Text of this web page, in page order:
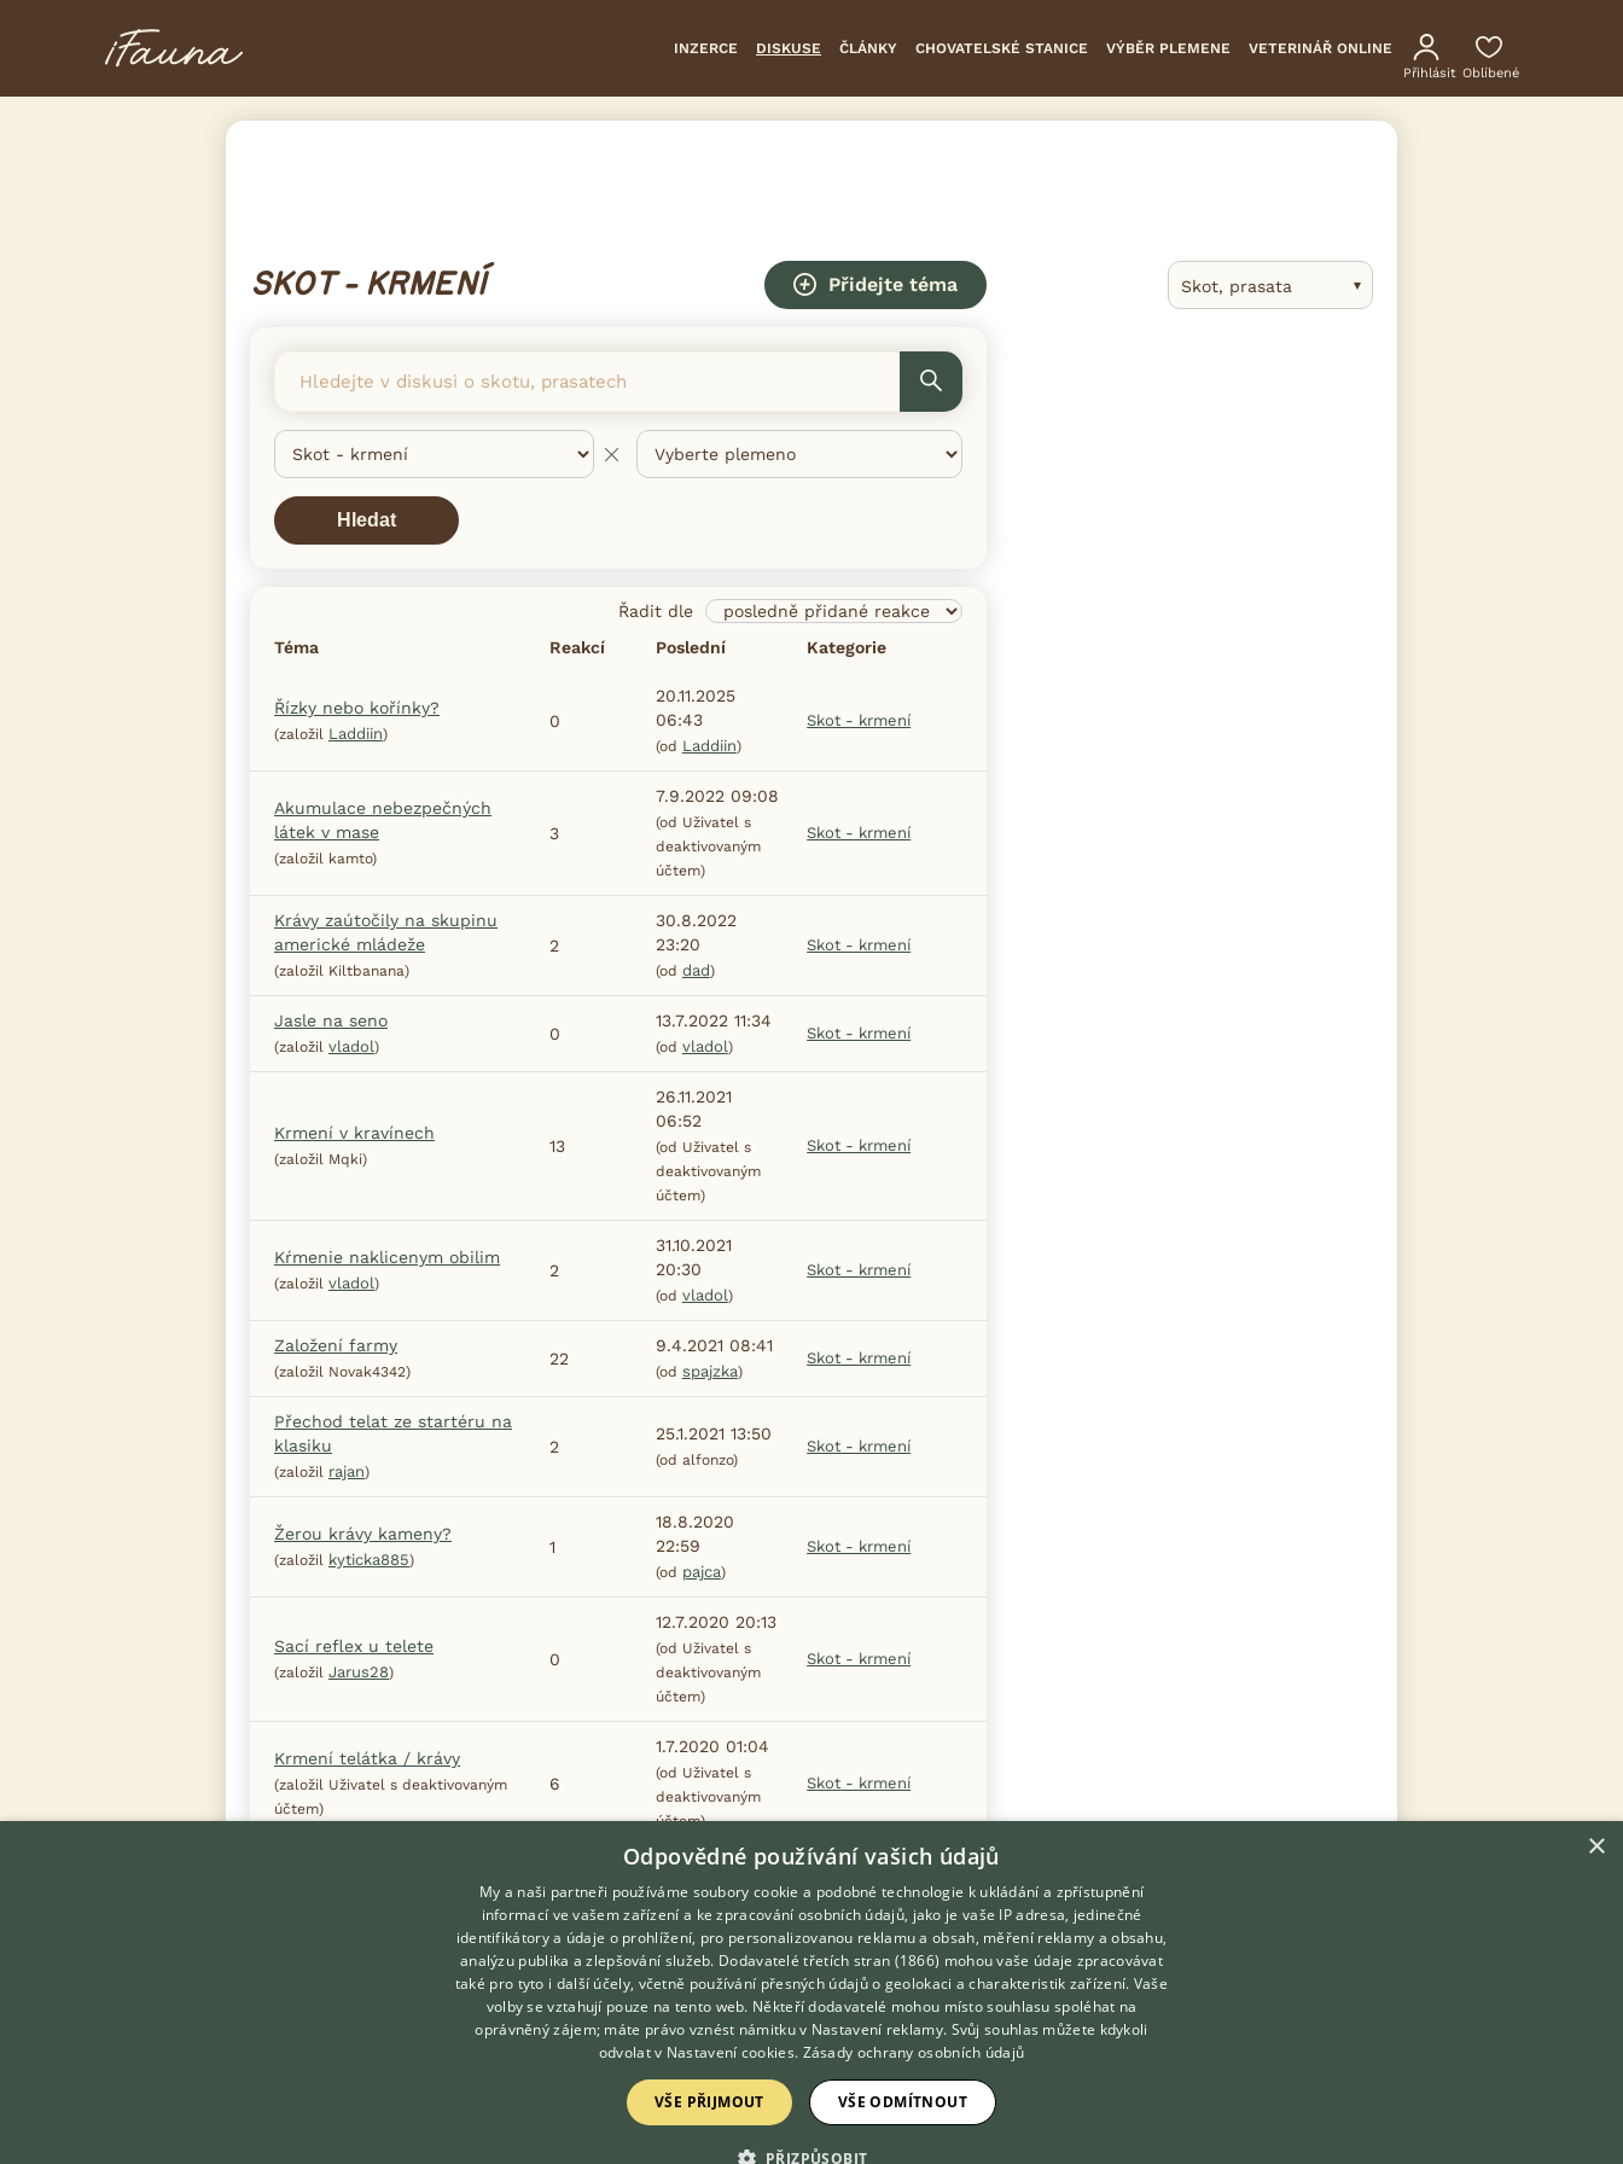
INZERCE DISKUSE ČLÁNKY CHOVATELSKÉ STANICE VÝBĚR PLEMENE VETERINÁŘ ONLINE
Přihlásit Oblíbené
SKOT - KRMENÍ Přidejte téma
Hledat
Řadit dle
Téma
Reakcí Poslední Kategorie
Řízky nebo kořínky?
(založil Laddiin)
0
20.11.2025
06:43
(od Laddiin)
Skot - krmení
Akumulace nebezpečných
látek v mase
(založil kamto)
3
7.9.2022 09:08
(od Uživatel s
deaktivovaným
účtem)
Skot - krmení
Krávy zaútočily na skupinu
americké mládeže
(založil Kiltbanana)
2
30.8.2022
23:20
(od dad)
Skot - krmení
Jasle na seno
(založil vladol)
0
13.7.2022 11:34
(od vladol)
Skot - krmení
Krmení v kravínech
(založil Mqki)
13
26.11.2021
06:52
(od Uživatel s
deaktivovaným
účtem)
Skot - krmení
Kŕmenie naklicenym obilim
(založil vladol)
2
31.10.2021
20:30
(od vladol)
Skot - krmení
Založení farmy
(založil Novak4342)
22
9.4.2021 08:41
(od spajzka)
Skot - krmení
Přechod telat ze startéru na
klasiku
(založil rajan)
2
25.1.2021 13:50
(od alfonzo)
Skot - krmení
Žerou krávy kameny?
(založil kyticka885)
1
18.8.2020
22:59
(od pajca)
Skot - krmení
Sací reflex u telete
(založil Jarus28)
0
12.7.2020 20:13
(od Uživatel s
deaktivovaným
účtem)
Skot - krmení
Krmení telátka / krávy
(založil Uživatel s deaktivovaným
účtem)
6
1.7.2020 01:04
(od Uživatel s
deaktivovaným
účtem)
Skot - krmení
Skot, prasata
KONTAKT DO REDAKCE
DOMOVSKÁ STRÁNKA
INZERCE
DISKUSE
O nás
Kontakt
Možnosti zvýraznění inzerátů
Zpracování osobních údajů
×
Odpovědné používání vašich údajů
My a naši partneři používáme soubory cookie a podobné technologie k ukládání a zpřístupnění
informací ve vašem zařízení a ke zpracování osobních údajů, jako je vaše IP adresa, jedinečné
identifikátory a údaje o prohlížení, pro personalizovanou reklamu a obsah, měření reklamy a obsahu,
analýzu publika a zlepšování služeb. Dodavatelé třetích stran (1866) mohou vaše údaje zpracovávat
také pro tyto i další účely, včetně používání přesných údajů o geolokaci a charakteristik zařízení. Vaše
volby se vztahují pouze na tento web. Někteří dodavatelé mohou místo souhlasu spoléhat na
oprávněný zájem; máte právo vznést námitku v Nastavení reklamy. Svůj souhlas můžete kdykoli
odvolat v Nastavení cookies. Zásady ochrany osobních údajů
VŠE PŘIJMOUT VŠE ODMÍTNOUT
PŘIZPŮSOBIT